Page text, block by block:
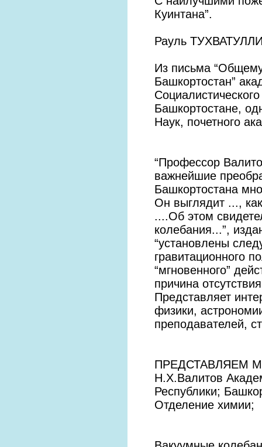
Куинтана”.
Рауль
Из письма
Башкортостан”
Башкортостане,
Наук, почетного
“Профессор
важнейшие
Башкортостана
Он выглядит ...,
....Об этом
колебания...”,
“установлены
гравитационного
“мгновенного”
причина
Представляет
физики,
преподавателей,
ПРЕДСТАВЛЯЕМ
Н.Х.Валитов
Республики;
Отделение химии;